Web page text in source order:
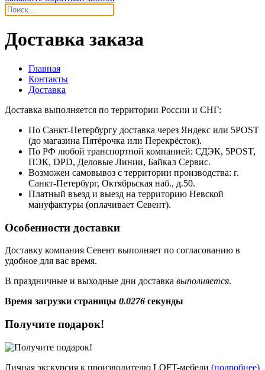
Доставка заказа
Главная
Контакты
Доставка
Доставка выполняется по территории России и СНГ:
По Санкт-Петербургу доставка через Яндекс или 5POST
(до магазина Пятёрочка или Перекрёсток).
По РФ любой транспортной компанией: СДЭК, 5POST,
ПЭК, DPD, Деловые Линии, Байкал Сервис.
Возможен самовывоз с территории производства: г.
Санкт-Петербург, Октябрьская наб., д.50.
Платный въезд и выезд на территорию Невской
мануфактуры (оплачивает Севент).
Особенности доставки
Доставку компания Севент выполняет по согласованию в
удобное для вас время.
В праздничные и выходные дни доставка выполняется.
Время загрузки страницы 0.0276 секунды
Получите подарок!
Личная экскурсия к производителю LOFT-мебели (подробнее)